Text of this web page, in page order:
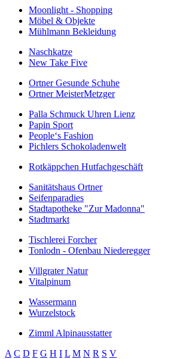
Moonlight - Shopping
Möbel & Objekte
Mühlmann Bekleidung
Naschkatze
New Take Five
Ortner Gesunde Schuhe
Ortner MeisterMetzger
Palla Schmuck Uhren Lienz
Papin Sport
People‘s Fashion
Pichlers Schokoladenwelt
Rotkäppchen Hutfachgeschäft
Sanitätshaus Ortner
Seifenparadies
Stadtapotheke "Zur Madonna"
Stadtmarkt
Tischlerei Forcher
Tonlodn - Ofenbau Niederegger
Villgrater Natur
Vitalpinum
Wassermann
Wurzelstock
Zimml Alpinausstatter
A C D F G H I L M N R S V